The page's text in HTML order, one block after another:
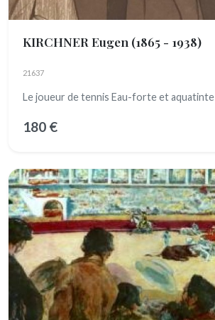
KIRCHNER Eugen (1865 - 1938)
21637
Le joueur de tennis Eau-forte et aquatinte
180 €